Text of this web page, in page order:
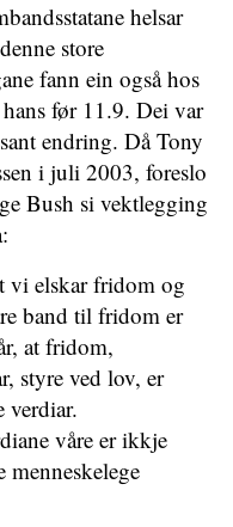
helsar
store
fann ein også hos
før 11.9. Dei var
endring. Då Tony
i juli 2003, foreslo
Bush si vektlegging
vi elskar fridom og
band til fridom er
at fridom,
styre ved lov, er
verdiar.
våre er ikkje
menneskelege